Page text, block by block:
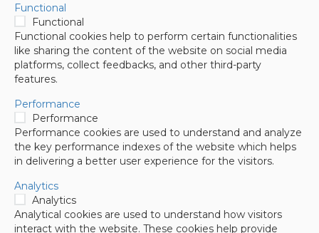
Functional
Functional
Functional cookies help to perform certain functionalities
like sharing the content of the website on social media
platforms, collect feedbacks, and other third-party
features.
Performance
Performance
Performance cookies are used to understand and analyze
the key performance indexes of the website which helps
in delivering a better user experience for the visitors.
Analytics
Analytics
Analytical cookies are used to understand how visitors
interact with the website. These cookies help provide